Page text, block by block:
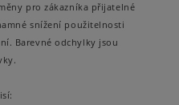
pro zákazníka přijatelné
snížení použitelnosti
Barevné odchylky jsou